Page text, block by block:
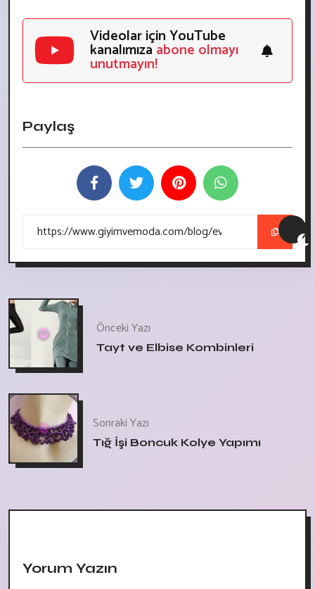
Videolar için YouTube
kanalımızaabone olmayı
unutmayın!
Paylaş
Önceki Yazı
Tayt ve Elbise Kombinleri
Sonraki Yazı
Tığ İşi Boncuk Kolye Yapımı
Yorum Yazın